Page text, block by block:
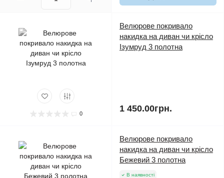
0
Велюрове покривало
накидка на диван чи крісло
Ізумруд 3 полотна
1 450.00грн.
Велюрове покривало
накидка на диван чи крісло
Бежевий 3 полотна
В наявності